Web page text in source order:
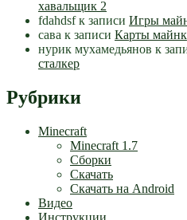
хавальщик 2
fdahdsfк записи Игры
сава к записи Карты
нурик мухамедьянов к
сталкер
Рубрики
Minecraft
Minecraft 1.7
Сборки
Скачать
Скачать на Android
Видео
Инструкции